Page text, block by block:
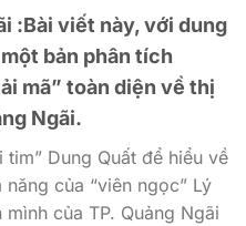
:Bài viết này, với dung
bản phân tích
mã” toàn diện về thị
Ngãi.
Dung Quất để hiểu về
của “viên ngọc” Lý
của TP. Quảng Ngãi